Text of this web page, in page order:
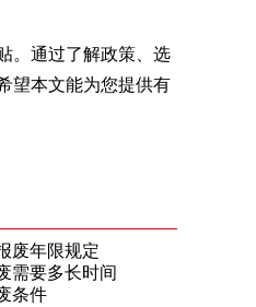
。通过了解政策、选
望本文能为您提供有
废年限规定
需要多长时间
条件